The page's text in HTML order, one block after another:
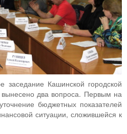
заседание Кашинской городской
два вопроса. Первым на
бюджетных показателей
ситуации, сложившейся к